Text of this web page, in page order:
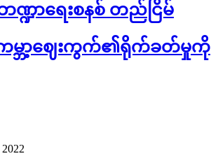
ဍာရေးစနစ် တည်ငြိမ်
မ္ဘာ့ဈေးကွက်၏ရိုက်ခတ်မှုကို